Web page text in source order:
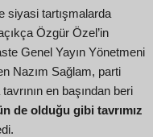
siyasi tartışmalarda
Özgür Özel’in
Genel Yayın Yönetmeni
Nazım Sağlam, parti
en başından beri
de olduğu gibi tavrımız